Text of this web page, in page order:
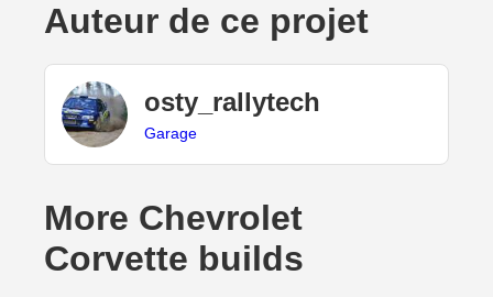
Auteur de ce projet
osty_rallytech
Garage
More Chevrolet
Corvette builds